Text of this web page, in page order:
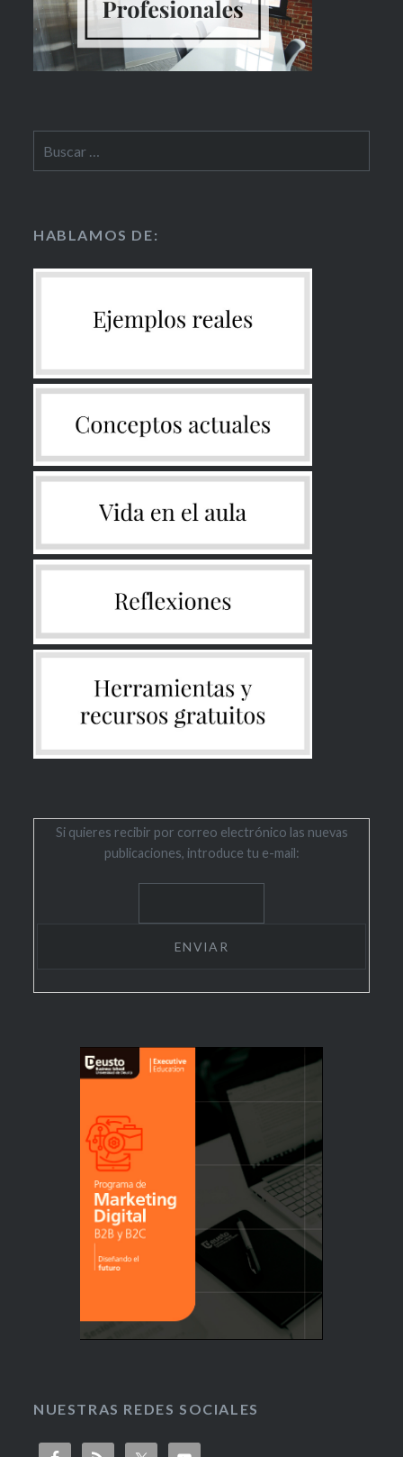
HABLAMOS DE:
Si quieres recibir por correo electrónico las nuevas
publicaciones, introduce tu e-mail:
NUESTRAS REDES SOCIALES